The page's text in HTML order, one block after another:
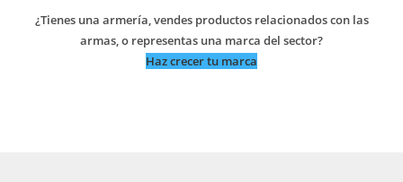
¿Tienes una armería, vendes productos relacionados con las
armas, o representas una marca del sector?
Haz crecer tu marca